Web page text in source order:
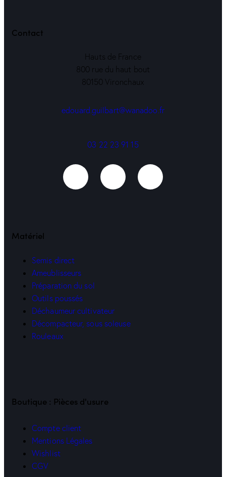
Contact
Hauts de France
800 rue du haut bout
80150 Vironchaux
edouard.guilbart@wanadoo.fr
03 22 23 91 15
Matériel
Semis direct
Ameublisseurs
Préparation du sol
Outils poussés
Déchaumeur cultivateur
Décompacteur, sous soleuse
Rouleaux
Boutique : Pièces d'usure
Compte client
Mentions Légales
Wishlist
CGV